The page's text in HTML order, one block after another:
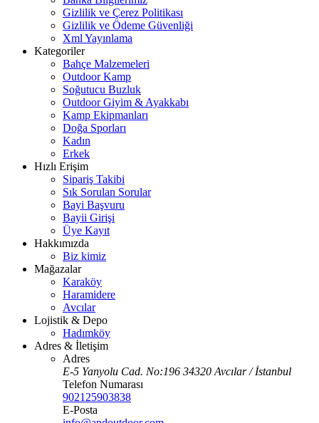
Gizlilik ve Çerez Politikası
Gizlilik ve Ödeme Güvenliği
Xml Yayınlama
Kategoriler
Bahçe Malzemeleri
Outdoor Kamp
Soğutucu Buzluk
Outdoor Giyim & Ayakkabı
Kamp Ekipmanları
Doğa Sporları
Kadın
Erkek
Hızlı Erişim
Sipariş Takibi
Sık Sorulan Sorular
Bayi Başvuru
Bayii Girişi
Üye Kayıt
Hakkımızda
Biz kimiz
Mağazalar
Karaköy
Haramidere
Avcılar
Lojistik & Depo
Hadımköy
Adres & İletişim
Adres
E-5 Yanyolu Cad. No:196 34320 Avcılar / İstanbul
Telefon Numarası
902125903838
E-Posta